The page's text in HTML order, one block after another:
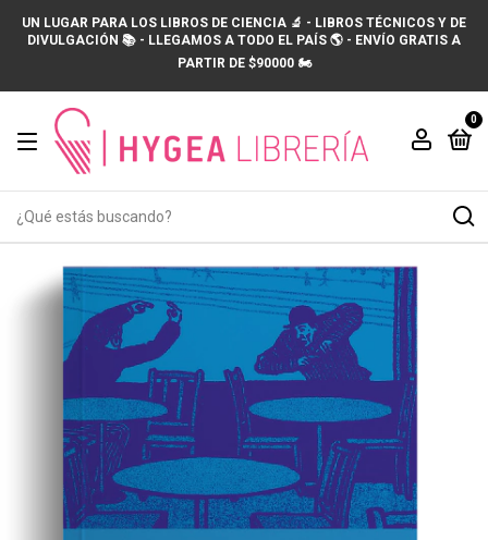
UN LUGAR PARA LOS LIBROS DE CIENCIA 🔬 - LIBROS TÉCNICOS Y DE
DIVULGACIÓN 📚 - LLEGAMOS A TODO EL PAÍS 🌎 - ENVÍO GRATIS A
PARTIR DE $90000 🏍️
0